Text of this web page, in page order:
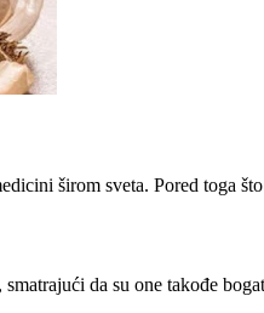
širom sveta. Pored toga
da su one takođe